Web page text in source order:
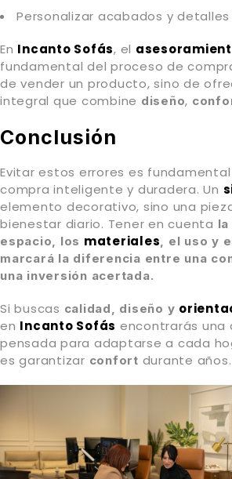
Personalizar acabados y detalles
En Incanto Sofás, el
fundamental del proceso de
de vender un producto, sino de
integral que combine diseño,
Conclusión
Evitar estos errores es
compra inteligente y duradera. Un
elemento decorativo, sino una
bienestar diario. Tener en cuenta
espacio, los materiales , el uso y
marcará la diferencia entre una
una inversión acertada.
Si buscas calidad, diseño y
en Incanto Sofás encontrarás una
pensada para adaptarse a cada
es garantizar confort durante años.